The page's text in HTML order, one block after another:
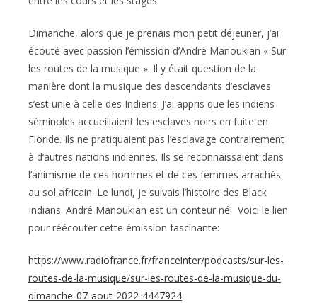
Dimanche, alors que je prenais mon petit déjeuner, j’ai
écouté avec passion l’émission d’André Manoukian « Sur
les routes de la musique ». Il y était question de la
manière dont la musique des descendants d’esclaves
s’est unie à celle des Indiens. J’ai appris que les indiens
séminoles accueillaient les esclaves noirs en fuite en
Floride. Ils ne pratiquaient pas l’esclavage contrairement
à d’autres nations indiennes. Ils se reconnaissaient dans
l’animisme de ces hommes et de ces femmes arrachés
au sol africain. Le lundi, je suivais l’histoire des Black
Indians. André Manoukian est un conteur né! Voici le lien
pour réécouter cette émission fascinante:
https://www.radiofrance.fr/franceinter/podcasts/sur-les-
routes-de-la-musique/sur-les-routes-de-la-musique-du-
dimanche-07-aout-2022-4447924